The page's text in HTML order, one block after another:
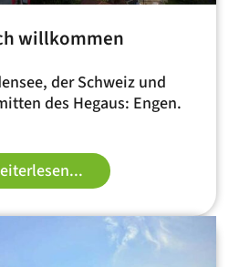
willkommen
der Schweiz und
des Hegaus: Engen.